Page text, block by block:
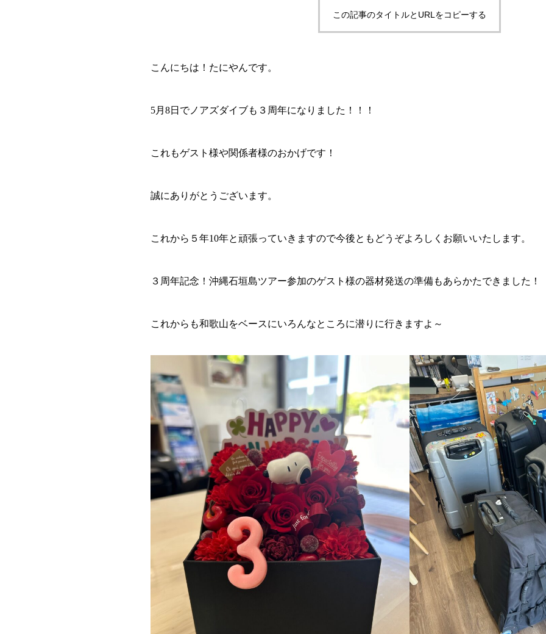
この記事のタイトルとURLをコピーする
こんにちは！たにやんです。
5月8日でノアズダイブも３周年になりました！！！
これもゲスト様や関係者様のおかげです！
誠にありがとうございます。
これから５年10年と頑張っていきますので今後ともどうぞよろしくお願いいたします。
３周年記念！沖縄石垣島ツアー参加のゲスト様の器材発送の準備もあらかたできました！
これからも和歌山をベースにいろんなところに潜りに行きますよ～